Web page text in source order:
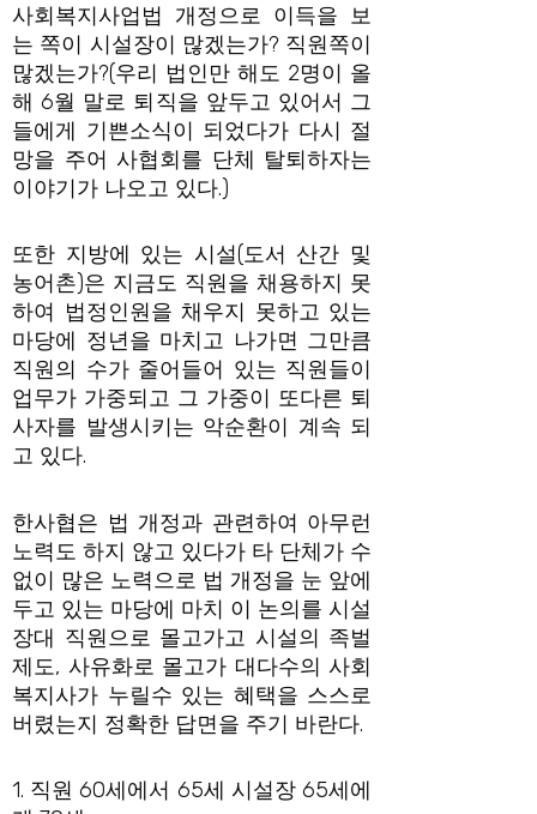
사회복지사업법 개정으로 이득을 보
는 쪽이 시설장이 많겠는가? 직원쪽이
많겠는가?(우리 법인만 해도 2명이 올
해 6월 말로 퇴직을 앞두고 있어서 그
들에게 기쁜소식이 되었다가 다시 절
망을 주어 사협회를 단체 탈퇴하자는
이야기가 나오고 있다.)
또한 지방에 있는 시설(도서 산간 및
농어촌)은 지금도 직원을 채용하지 못
하여 법정인원을 채우지 못하고 있는
마당에 정년을 마치고 나가면 그만큼
직원의 수가 줄어들어 있는 직원들이
업무가 가중되고 그 가중이 또다른 퇴
사자를 발생시키는 악순환이 계속 되
고 있다.
한사협은 법 개정과 관련하여 아무런
노력도 하지 않고 있다가 타 단체가 수
없이 많은 노력으로 법 개정을 눈 앞에
두고 있는 마당에 마치 이 논의를 시설
장대 직원으로 몰고가고 시설의 족벌
제도, 사유화로 몰고가 대다수의 사회
복지사가 누릴수 있는 혜택을 스스로
버렸는지 정확한 답면을 주기 바란다.
1. 직원 60세에서 65세 시설장 65세에